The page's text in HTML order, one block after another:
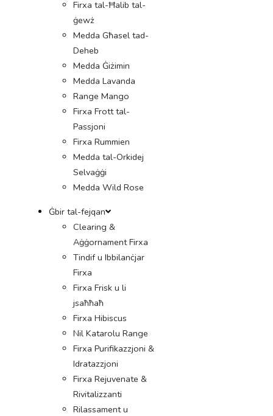
Firxa tal-Ħalib tal-
ġewż
Medda Għasel tad-
Deheb
Medda Ġiżimin
Medda Lavanda
Range Mango
Firxa Frott tal-
Passjoni
Firxa Rummien
Medda tal-Orkidej
Selvaġġi
Medda Wild Rose
Ġbir tal-fejqan
Clearing &
Aġġornament Firxa
Tindif u Ibbilanċjar
Firxa
Firxa Frisk u li
jsaħħaħ
Firxa Hibiscus
Nil Katarolu Range
Firxa Purifikazzjoni &
Idratazzjoni
Firxa Rejuvenate &
Rivitalizzanti
Rilassament u